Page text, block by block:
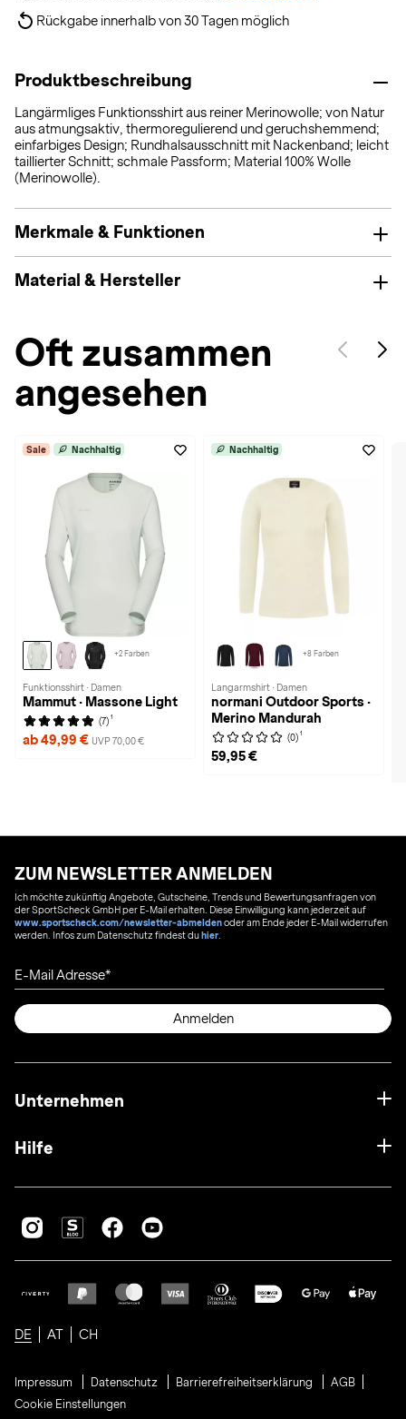
Rückgabe innerhalb von 30 Tagen möglich
Produktbeschreibung
Langärmliges Funktionsshirt aus reiner Merinowolle; von Natur
aus atmungsaktiv, thermoregulierend und geruchshemmend;
einfarbiges Design; Rundhalsausschnitt mit Nackenband; leicht
taillierter Schnitt; schmale Passform; Material 100% Wolle
(Merinowolle).
Merkmale & Funktionen
Material & Hersteller
Oft zusammen
angesehen
Sale Nachhaltig
+2 Farben
Funktionsshirt · Damen
Mammut · Massone Light
(7) 1
ab 49,99 € UVP 70,00 €
Nachhaltig
+8 Farben
Langarmshirt · Damen
normani Outdoor Sports ·
Merino Mandurah
(0) 1
59,95 €
ZUM NEWSLETTER ANMELDEN
Ich möchte zukünftig Angebote, Gutscheine, Trends und Bewertungsanfragen von
der SportScheck GmbH per E-Mail erhalten. Diese Einwilligung kann jederzeit auf
www.sportscheck.com/newsletter-abmeldenoder am Ende jeder E-Mail widerrufen
werden. Infos zum Datenschutz findest duhier
E-Mail Adresse
Anmelden
Unternehmen
Hilfe
DE AT CH
Impressum Datenschutz Barrierefreiheitserklärung
AGB
Cookie Einstellungen